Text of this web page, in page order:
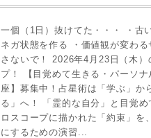
一個（1日）抜けてた・・・ ・古
ネガ状態を作る ・価値観が変わる
さないで！ 2026年4月23日（木）
プ！ 【目覚めて生きる・パーソナ
座】募集中！占星術は「学ぶ」か
る」へ！ 「霊的な自分」と目覚め
ロスコープに描かれた「約束」を
にするための演習...